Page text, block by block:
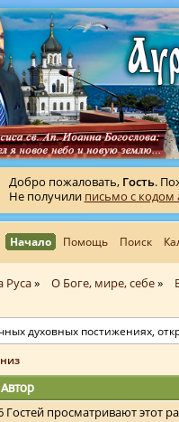
Добро пожаловать, Гость.
Не получили письмо с кодом
Начало Помощь Поиск
Руса» О Боге, мире, себе»
духовных постижениях,
Автор
Гостей просматривают этот